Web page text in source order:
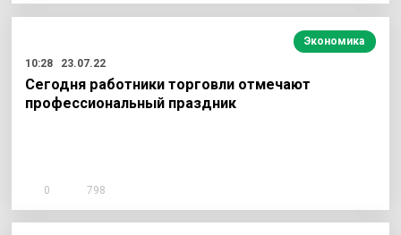
Экономика
10:28
23.07.22
Сегодня работники торговли отмечают
профессиональный праздник
0 798